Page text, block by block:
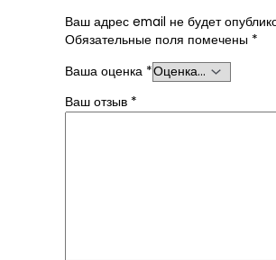
Ваш адрес email не будет
Обязательные поля помечены *
Ваша оценка *
Ваш отзыв *